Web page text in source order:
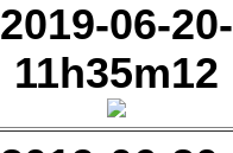
2019-06-20-
11h35m12